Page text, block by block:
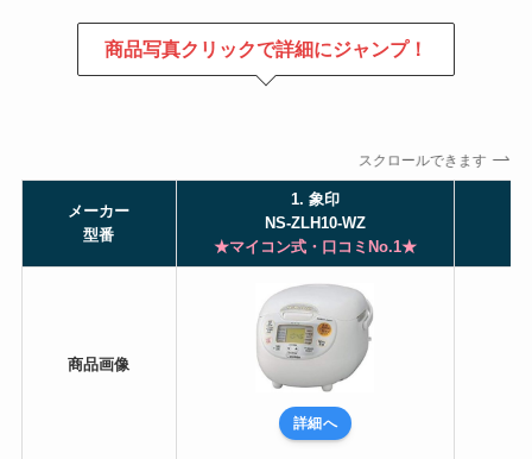
商品写真クリックで詳細にジャンプ！
スクロールできます
メーカー
型番
1. 象印
NS-ZLH10-WZ
★マイコン式・口コミNo.1★
商品画像
詳細へ